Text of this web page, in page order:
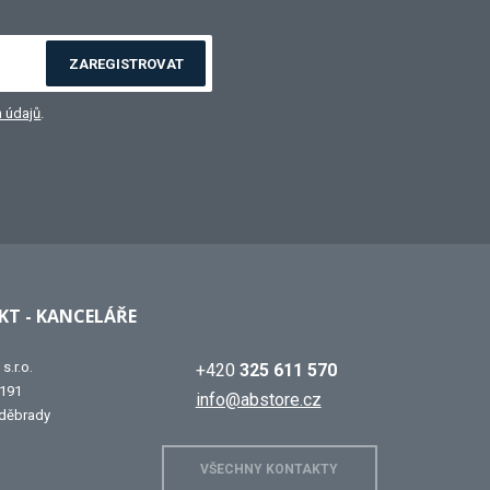
ZAREGISTROVAT
údajů.
- KANCELÁŘE
s.r.o.
+420 325 611 570
info@abstore.cz
VŠECHNY KONTAKTY